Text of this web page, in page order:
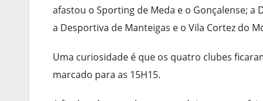
afastou o Sporting de Meda e o Gonçalense;
a Desportiva de Manteigas e o Vila Cortez do
Uma curiosidade é que os quatro clubes
marcado para as 15H15.